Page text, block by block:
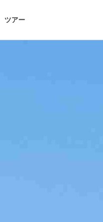
ツアー